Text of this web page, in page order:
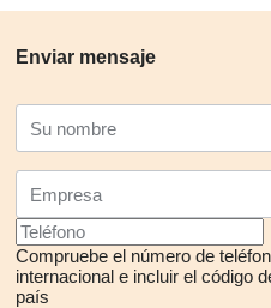
Enviar mensaje
Compruebe el número de
internacional e incluir el código
país